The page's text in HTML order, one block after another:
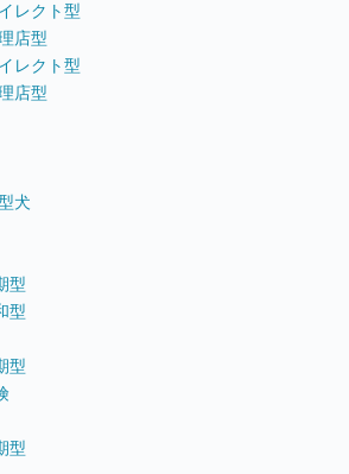
レクト型
店型
レクト型
店型
犬
型
型
型
型